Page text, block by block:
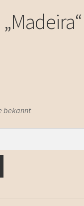
bekannt